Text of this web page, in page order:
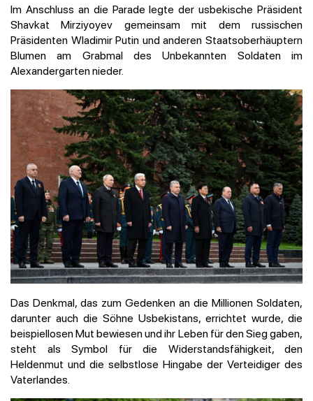
Im Anschluss an die Parade legte der usbekische Präsident
Shavkat Mirziyoyev gemeinsam mit dem russischen
Präsidenten Wladimir Putin und anderen Staatsoberhäuptern
Blumen am Grabmal des Unbekannten Soldaten im
Alexandergarten nieder.
Das Denkmal, das zum Gedenken an die Millionen Soldaten,
darunter auch die Söhne Usbekistans, errichtet wurde, die
beispiellosen Mut bewiesen und ihr Leben für den Sieg gaben,
steht als Symbol für die Widerstandsfähigkeit, den
Heldenmut und die selbstlose Hingabe der Verteidiger des
Vaterlandes.